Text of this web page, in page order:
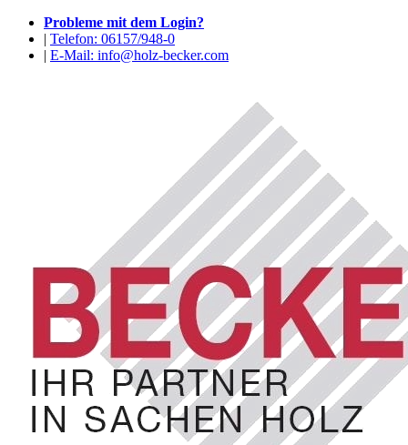
Probleme mit dem Login?
| Telefon: 06157/948-0
| E-Mail: info@holz-becker.com